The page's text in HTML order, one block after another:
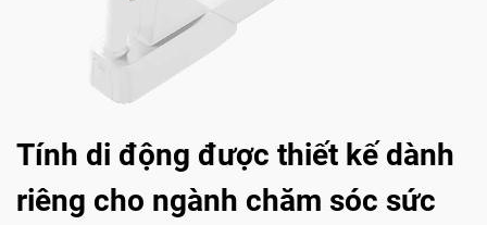
Tính di động được thiết kế dành
riêng cho ngành chăm sóc sức